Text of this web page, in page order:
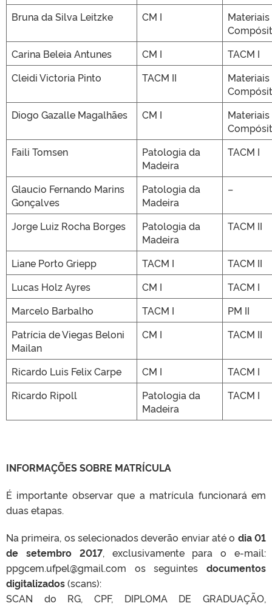
Bruna da Silva Leitzke
CM I
Materiais
Carina Beleia Antunes
CM I
TACM I
Cleidi Victoria Pinto
TACM II
Materiais
Diogo Gazalle Magalhães
CM I
Materiais
Faili Tomsen
Patologia da
Madeira
TACM I
Glaucio Fernando Marins
Gonçalves
Patologia da
Madeira
–
Jorge Luiz Rocha Borges
Patologia da
Madeira
TACM II
Liane Porto Griepp TACM I
TACM II
Lucas Holz Ayres
CM I
TACM I
Marcelo Barbalho
TACM I
PM II
Patrícia de Viegas Beloni
Mailan
CM I TACM II
Ricardo Luis Felix Carpe CM I
TACM I
Ricardo Ripoll
Patologia da
Madeira
TACM I
INFORMAÇÕES SOBRE MATRÍCULA
É importante observar que a matrícula funcionará em
duas etapas.
Na primeira, os selecionados deverão enviar até o dia 01
de setembro 2017, exclusivamente para o e-mail:
ppgcem.ufpel@gmail.com os seguintes documentos
digitalizados(scans):
SCAN do RG, CPF, DIPLOMA DE GRADUAÇÃO,